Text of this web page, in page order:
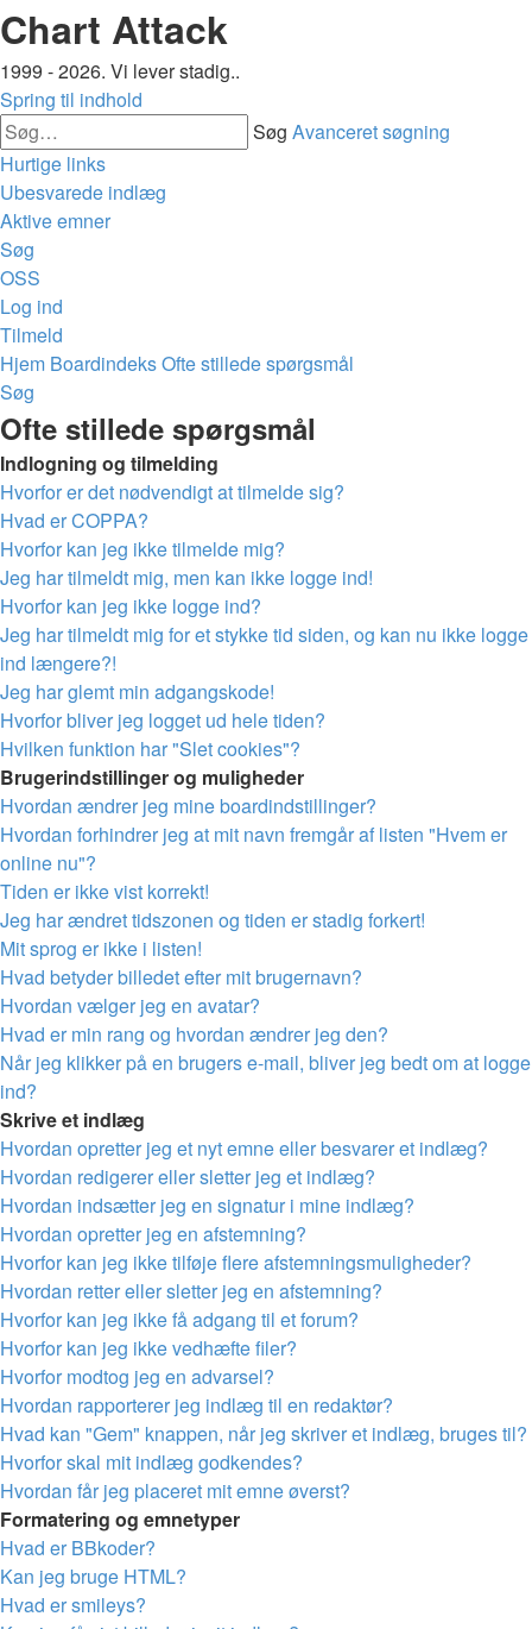
Chart Attack
1999 - 2026. Vi lever stadig..
Spring til indhold
Søg Avanceret søgning
Hurtige links
Ubesvarede indlæg
Aktive emner
Søg
OSS
Log ind
Tilmeld
Hjem BoardindeksOfte stillede spørgsmål
Søg
Ofte stillede spørgsmål
Indlogning og tilmelding
Hvorfor er det nødvendigt at tilmelde sig?
Hvad er COPPA?
Hvorfor kan jeg ikke tilmelde mig?
Jeg har tilmeldt mig, men kan ikke logge ind!
Hvorfor kan jeg ikke logge ind?
Jeg har tilmeldt mig for et stykke tid siden, og kan nu ikke logge
ind længere?!
Jeg har glemt min adgangskode!
Hvorfor bliver jeg logget ud hele tiden?
Hvilken funktion har "Slet cookies"?
Brugerindstillinger og muligheder
Hvordan ændrer jeg mine boardindstillinger?
Hvordan forhindrer jeg at mit navn fremgår af listen "Hvem er
online nu"?
Tiden er ikke vist korrekt!
Jeg har ændret tidszonen og tiden er stadig forkert!
Mit sprog er ikke i listen!
Hvad betyder billedet efter mit brugernavn?
Hvordan vælger jeg en avatar?
Hvad er min rang og hvordan ændrer jeg den?
Når jeg klikker på en brugers e-mail, bliver jeg bedt om at logge
ind?
Skrive et indlæg
Hvordan opretter jeg et nyt emne eller besvarer et indlæg?
Hvordan redigerer eller sletter jeg et indlæg?
Hvordan indsætter jeg en signatur i mine indlæg?
Hvordan opretter jeg en afstemning?
Hvorfor kan jeg ikke tilføje flere afstemningsmuligheder?
Hvordan retter eller sletter jeg en afstemning?
Hvorfor kan jeg ikke få adgang til et forum?
Hvorfor kan jeg ikke vedhæfte filer?
Hvorfor modtog jeg en advarsel?
Hvordan rapporterer jeg indlæg til en redaktør?
Hvad kan "Gem" knappen, når jeg skriver et indlæg, bruges til?
Hvorfor skal mit indlæg godkendes?
Hvordan får jeg placeret mit emne øverst?
Formatering og emnetyper
Hvad er BBkoder?
Kan jeg bruge HTML?
Hvad er smileys?